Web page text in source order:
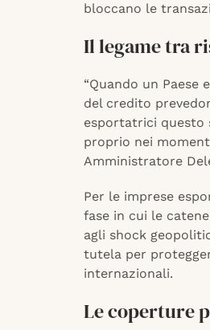
bloccano le
Il legame tra
“Quando un
del credito
esportatrici questo
proprio nei
Amministratore
Per le imprese
fase in cui le
agli shock
tutela per
internazionali.
Le coperture